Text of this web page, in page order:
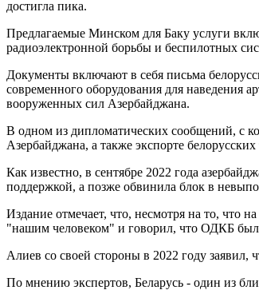
достигла пика.
Предлагаемые Минском для Баку услуги
радиоэлектронной борьбы и беспилотных
Документы включают в себя письма
современного оборудования для наведения
вооруженных сил Азербайджана.
В одном из дипломатических сообщений, с
Азербайджана, а также экспорте
Как известно, в сентябре 2022 года
поддержкой, а позже обвинила блок в
Издание отмечает, что, несмотря на то, что
"нашим человеком" и говорил, что ОДКБ
Алиев со своей стороны в 2022 году
По мнению экспертов, Беларусь - один из